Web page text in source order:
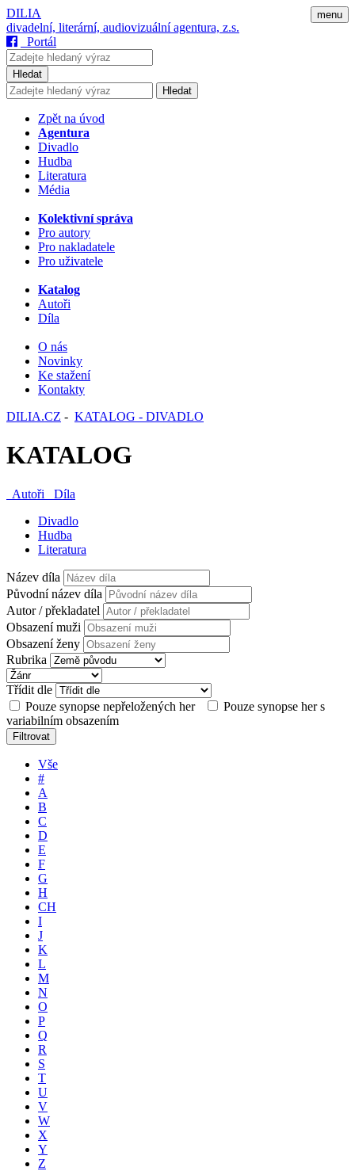
menu
DILIA
divadelní, literární, audiovizuální agentura, z.s.
Portál
Hledat
Hledat
Zpět na úvod
Agentura
Divadlo
Hudba
Literatura
Média
Kolektivní správa
Pro autory
Pro nakladatele
Pro uživatele
Katalog
Autoři
Díla
O nás
Novinky
Ke stažení
Kontakty
DILIA.CZ - KATALOG - DIVADLO
KATALOG
Autoři
Díla
Divadlo
Hudba
Literatura
Název díla
Původní název díla
Autor / překladatel
Obsazení muži
Obsazení ženy
Rubrika
Třídit dle
Pouze synopse nepřeložených her
Pouze synopse her s
variabilním obsazením
Filtrovat
Vše
#
A
B
C
D
E
F
G
H
CH
I
J
K
L
M
N
O
P
Q
R
S
T
U
V
W
X
Y
Z